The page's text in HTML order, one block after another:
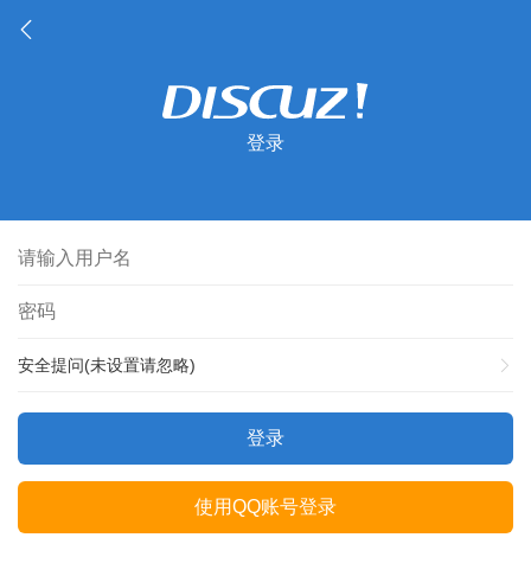
登录
安全提问(未设置请忽略)
登录
使用QQ账号登录